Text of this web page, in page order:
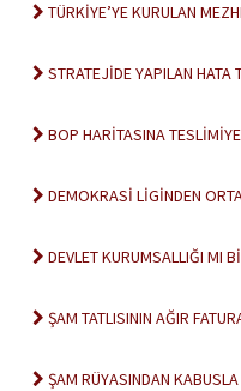
TÜRKİYE’YE KURULAN
STRATEJİDE YAPILAN HATA
BOP HARİTASINA
DEMOKRASİ LİGİNDEN
DEVLET KURUMSALLIĞI MI
ŞAM TATLISININ AĞIR
ŞAM RÜYASINDAN